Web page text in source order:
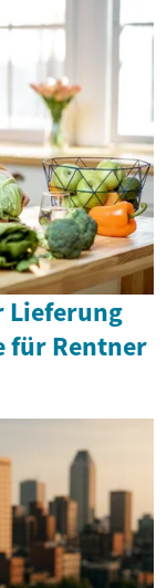
Lieferung
für Rentner